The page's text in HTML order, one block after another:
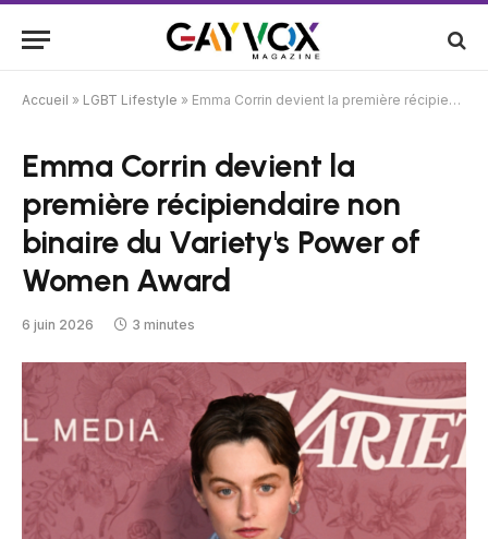
Accueil » LGBT Lifestyle » Emma Corrin devient la première récipiendaire non binaire du Variety's Power of Women Award
Emma Corrin devient la
première récipiendaire non
binaire du Variety's Power of
Women Award
6 juin 2026 3 minutes